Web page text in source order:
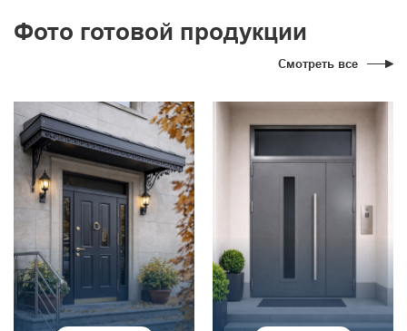
Фото готовой продукции
Смотреть все